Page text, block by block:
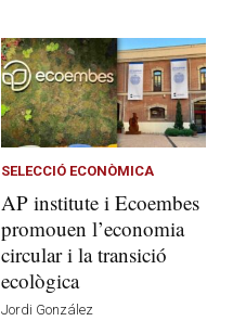
SELECCIÓ ECONÒMICA
AP institute i Ecoembes
promouen l’economia
circular i la transició
ecològica
Jordi González